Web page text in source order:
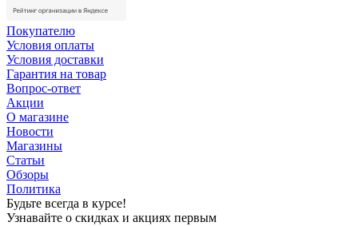
Покупателю
Условия оплаты
Условия доставки
Гарантия на товар
Вопрос-ответ
Акции
О магазине
Новости
Магазины
Статьи
Обзоры
Политика
Будьте всегда в курсе!
Узнавайте о скидках и акциях первым